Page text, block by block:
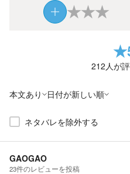
★★★
★
212人が
本文あり 日付が新しい順
ネタバレを除外する
GAOGAO
23件のレビューを投稿